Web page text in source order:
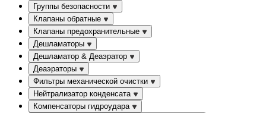
Группы безопасности
Клапаны обратные
Клапаны предохранительные
Дешламаторы
Дешламатор & Деаэратор
Деаэраторы
Фильтры механической очистки
Нейтрализатор конденсата
Компенсаторы гидроудара